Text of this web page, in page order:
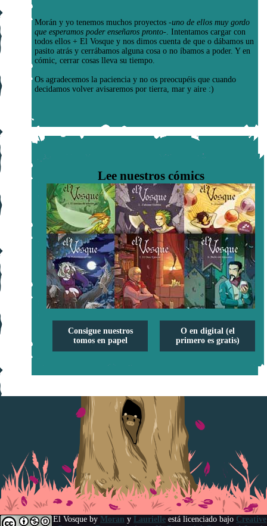
Morán y yo tenemos muchos proyectos -uno de ellos muy gordo
que esperamos poder enseñaros pronto- . Intentamos cargar con
todos ellos + El Vosque y nos dimos cuenta de que o dábamos un
pasito atrás y cerrábamos alguna cosa o no íbamos a poder. Y en
cómic, cerrar cosas lleva su tiempo.
Os agradecemos la paciencia y no os preocupéis que cuando
decidamos volver avisaremos por tierra, mar y aire :)
Lee nuestros cómics
Consigue nuestros
tomos en papel
O en digital (el
primero es gratis)
El Vosque by Moran y Laurielle está licenciado bajo Creative